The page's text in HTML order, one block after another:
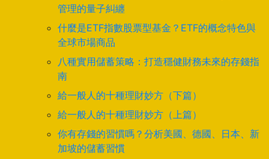
管理的量子糾纏
什麼是ETF指數股票型基金？ETF的概念特色與
全球市場商品
八種實用儲蓄策略：打造穩健財務未來的存錢指
南
給一般人的十種理財妙方（下篇）
給一般人的十種理財妙方（上篇）
你有存錢的習慣嗎？分析美國、德國、日本、新
加坡的儲蓄習慣